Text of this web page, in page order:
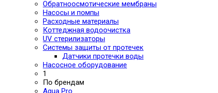
Обратноосмотические мембраны
Насосы и помпы
Расходные материалы
Коттеджная водоочистка
UV стерилизаторы
Системы защиты от протечек
Датчики протечки воды
Насосное оборудование
1
По брендам